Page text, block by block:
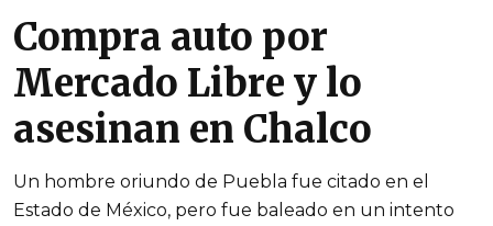
Compra auto por
Mercado Libre y lo
asesinan en Chalco
Un hombre oriundo de Puebla fue citado en el
Estado de México, pero fue baleado en un intento